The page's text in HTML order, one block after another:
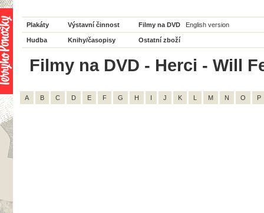
Plakáty Výstavní činnost Filmy na DVD English version
Hudba Knihy/časopisy Ostatní zboží
Filmy na DVD - Herci - Will
A B C D E F G H I J K L M N O P